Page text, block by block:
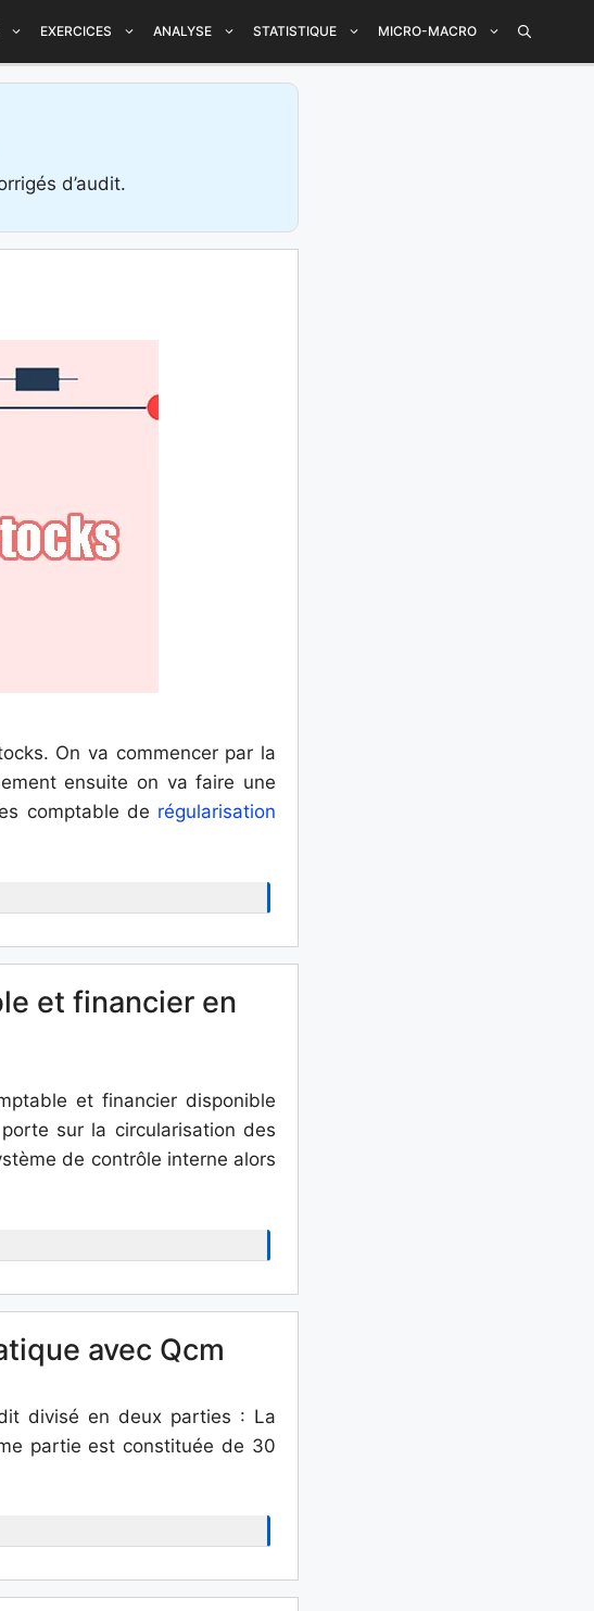
EXERCICES ANALYSE STATISTIQUE MICRO-MACRO
d’audit.
On va commencer par la
ensuite on va faire une
comptable de régularisation
et financier en
et financier disponible
sur la circularisation des
de contrôle interne alors
avec Qcm
divisé en deux parties : La
partie est constituée de 30